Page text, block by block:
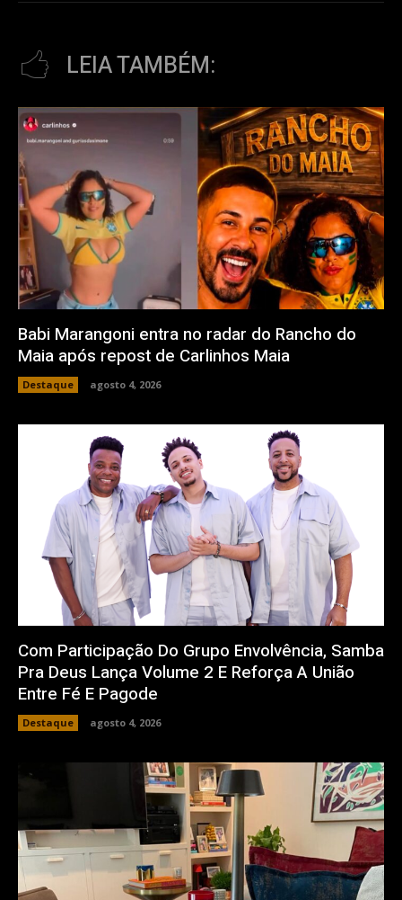
LEIA TAMBÉM:
Babi Marangoni entra no radar do Rancho do
Maia após repost de Carlinhos Maia
Destaque agosto 4, 2026
Com Participação Do Grupo Envolvência, Samba
Pra Deus Lança Volume 2 E Reforça A União
Entre Fé E Pagode
Destaque agosto 4, 2026